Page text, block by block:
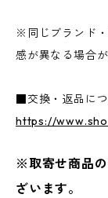
※同じブランド
感が異なる場合が
■交換・返品に
https://
※取寄せ商品
ざいます。